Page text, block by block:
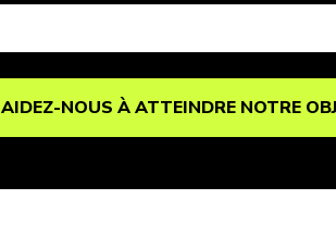
AIDEZ-NOUS À ATTEINDRE NOTRE